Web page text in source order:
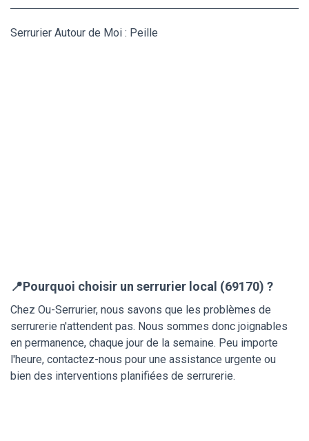
Serrurier Autour de Moi : Peille
📍Pourquoi choisir un serrurier local (69170) ?
Chez Ou-Serrurier, nous savons que les problèmes de
serrurerie n'attendent pas. Nous sommes donc joignables
en permanence, chaque jour de la semaine. Peu importe
l'heure, contactez-nous pour une assistance urgente ou
bien des interventions planifiées de serrurerie.